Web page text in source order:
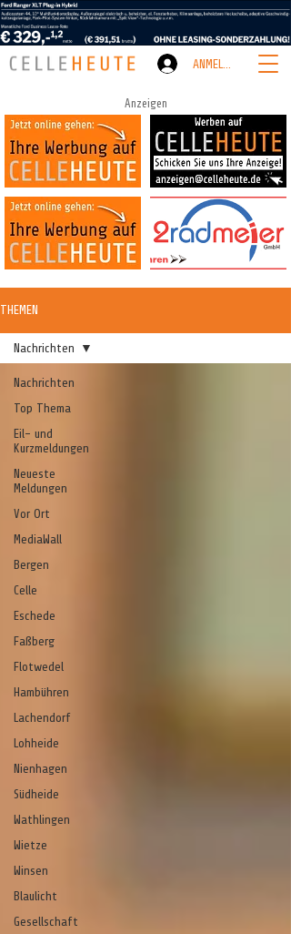
ANMELDEN
Anzeigen
THEMEN
Nachrichten
Top Thema
Eil- und
Kurzmeldungen
Neueste
Meldungen
Vor Ort
MediaWall
Bergen
Celle
Eschede
Faßberg
Flotwedel
Hambühren
Lachendorf
Lohheide
Nienhagen
Südheide
Wathlingen
Wietze
Winsen
Blaulicht
Gesellschaft
Nachrichten